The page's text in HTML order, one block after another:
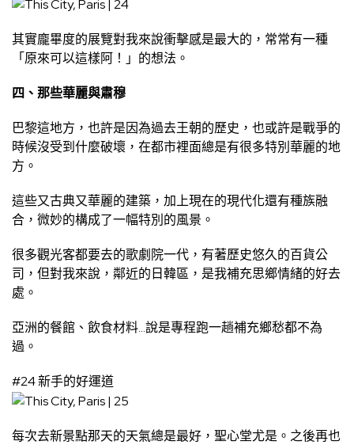
其實龐畢度的展覽對我來說衝擊感是最大的，常常有一種
「原來可以這樣阿！」的想法。
四、那些華麗與肅穆
巴黎這地方，也許是因為過去王朝的歷史，也或許是戰爭的
時候沒受到什麼破壞，在都市裡面總是有很多特別華麗的地
方。
這些又古典又華麗的建築，加上現在的現代化還有種族融
合，微妙的構成了一幅特別的風景。
很多觀光客都要去的歌劇院一代，有著歷史悠久的百貨公
司，但對我來說，鄰近的日韓區，是我補充思鄉情緒的好去
處。
亞洲的餐館、飲食材料…說是專程跑一趟補充鄉愁都不為
過。
#24 新手的好運道
每次去新景點那天的天氣總是最好，聖心堂尤是。之後再也